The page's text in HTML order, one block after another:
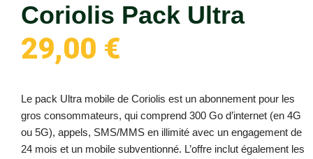
Coriolis Pack Ultra
29,00 €
Le pack Ultra mobile de Coriolis est un abonnement pour les
gros consommateurs, qui comprend 300 Go d’internet (en 4G
ou 5G), appels, SMS/MMS en illimité avec un engagement de
24 mois et un mobile subventionné. L’offre inclut également les